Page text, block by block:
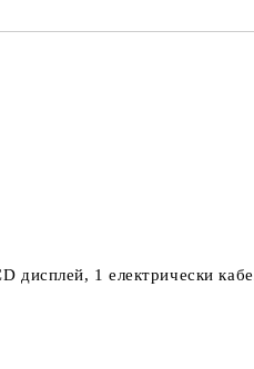
дисплей, 1 електрически